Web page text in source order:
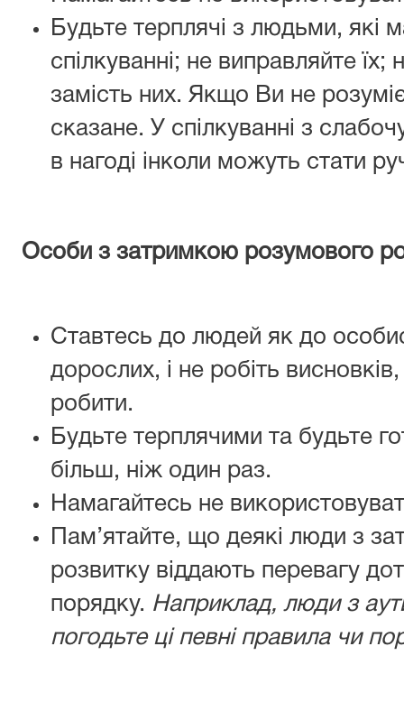
Будьте терплячі з людьми, які
спілкуванні; не виправляйте їх;
замість них. Якщо Ви не
сказане. У спілкуванні з
в нагоді інколи можуть стати
Особи з затримкою розумового
Ставтесь до людей як до
дорослих, і не робіть
робити.
Будьте терплячими та будьте
більш, ніж один раз.
Намагайтесь не
Пам’ятайте, що деякі люди з
розвитку віддають перевагу
порядку. Наприклад, люди з
погодьте ці певні правила чи